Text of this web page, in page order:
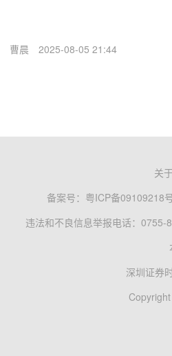
曹晨 2025-08-05 21:44
关
备案号： 粤ICP备09109218
违法和不良信息举报电话：0755-
深圳证券